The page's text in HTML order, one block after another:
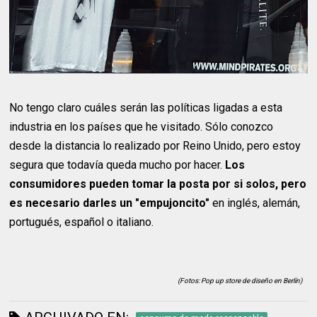
No tengo claro cuáles serán las políticas ligadas a esta
industria en los países que he visitado. Sólo conozco
desde la distancia lo realizado por Reino Unido, pero estoy
segura que todavía queda mucho por hacer. Los
consumidores pueden tomar la posta por si solos, pero
es necesario darles un "empujoncito" en inglés, alemán,
portugués, español o italiano.
(Fotos: Pop up store de diseño en Berlín)